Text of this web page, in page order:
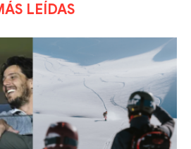
LEÍDAS